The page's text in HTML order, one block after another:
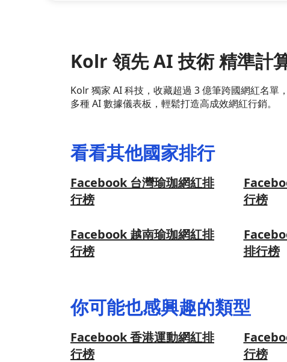
Kolr 領先 AI 技術 精準計
Kolr 獨家 AI 科技，收藏超過 3 億筆跨國網紅名單
多種 AI 數據儀表板，輕鬆打造高成效網紅行銷。
看看其他國家排行
Facebook 台灣瑜珈網紅排
行榜
行榜
Facebook 越南瑜珈網紅排
行榜
排行榜
你可能也感興趣的類型
Facebook 香港運動網紅排
行榜
行榜